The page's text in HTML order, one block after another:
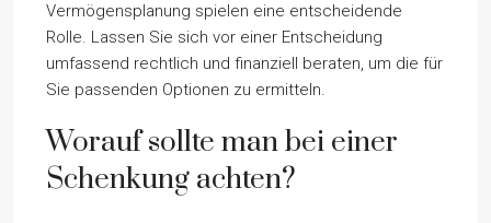
Vermögensplanung spielen eine entscheidende
Rolle. Lassen Sie sich vor einer Entscheidung
umfassend rechtlich und finanziell beraten, um die für
Sie passenden Optionen zu ermitteln.
Worauf sollte man bei einer
Schenkung achten?